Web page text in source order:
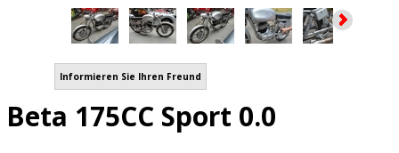
Informieren Sie Ihren Freund
Beta 175CC Sport 0.0